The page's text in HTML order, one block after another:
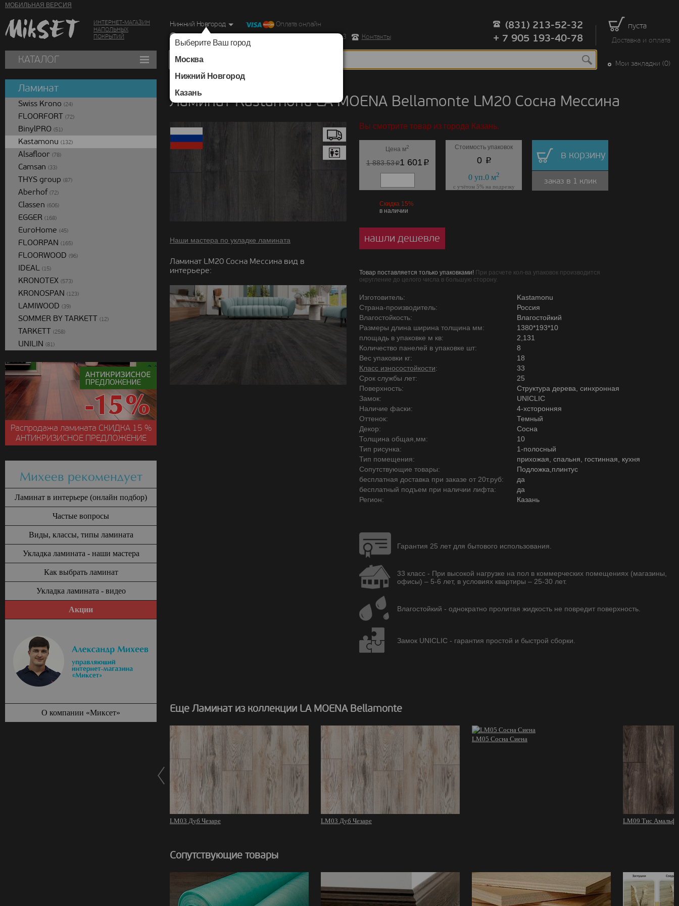
МОБИЛЬНАЯ ВЕРСИЯ
ИНТЕРНЕТ-МАГАЗИН
НАПОЛЬНЫХ
ПОКРЫТИЙ
пуста
Доставка и оплата
Нижний Новгород
Выберите Ваш город
Москва
Нижний Новгород
Казань
Оплата онлайн
г. Нижний Новгород, Ул. Республиканская д.43 корпус 3
Контакты
(831) 213-52-32
+ 7 905 193-40-78
КАТАЛОГ Мои закладки (0)
Ламинат Kastamonu LA MOENA Bellamonte LM20 Сосна Мессина
Наши мастера по укладке ламината
Ламинат LM20 Сосна Мессина вид в
интерьере:
Вы смотрите товар из города Казань.
Цена м2
1 883.53p1 601 p
Стоимость упаковок
0 p
0уп.0м2
с учётом 5% на подрезку
в корзину
заказ в 1 клик
Скидка 15%
в наличии
нашли дешевле
Товар поставляется только упаковками! При расчете кол-ва упаковок производится
округление до целого числа в большую сторону.
Изготовитель:
Kastamonu
Страна-производитель:
Россия
Влагостойкость:
Влагостойкий
Размеры длина ширина толщина мм:
1380*193*10
площадь в упаковке м кв:
2,131
Количество панелей в упаковке шт:
8
Вес упаковки кг:
18
Класс износостойкости:
33
Срок службы лет:
25
Поверхность:
Структура дерева, синхронная
Замок:
UNICLIC
Наличие фаски:
4-хсторонняя
Оттенок:
Темный
Декор:
Сосна
Толщина общая,мм:
10
Тип рисунка:
1-полосный
Тип помещения:
прихожая, спальня, гостинная, кухня
Сопутствующие товары:
Подложка,плинтус
бесплатная доставка при заказе от 20т.руб:
да
бесплатный подъем при наличии лифта:
да
Регион:
Казань
Гарантия 25 лет для бытового использования.
33 класс - При высокой нагрузке на пол в коммерческих помещениях (магазины,
офисы) – 5-6 лет, в условиях квартиры – 25-30 лет.
Влагостойкий - однократно пролитая жидкость не повредит поверхность.
Замок UNICLIC - гарантия простой и быстрой сборки.
Еще Ламинат из коллекции LA MOENA Bellamonte
LM03 Дуб Чезаре LM03 Дуб Чезаре
LM05 Сосна Сиена
LM09 Тис Амальфи
Сопутствующие товары
Ламинат
Swiss Krono (24)
FLOORFORT (72)
BinylPRO (51)
Kastamonu (132)
Alsafloor (78)
Camsan (33)
THYS group (87)
Aberhof (72)
Classen (606)
EGGER (168)
EuroHome (45)
FLOORPAN (165)
FLOORWOOD (96)
IDEAL (15)
KRONOTEX (573)
KRONOSPAN (123)
LAMIWOOD (39)
SOMMER BY TARKETT (12)
TARKETT (258)
UNILIN (81)
Распродажа ламината СКИДКА15 %
АНТИКРИЗИСНОЕ ПРЕДЛОЖЕНИЕ
Михеев рекомендует
Ламинат в интерьере (онлайн подбор)
Частые вопросы
Виды, классы, типы ламината
Укладка ламината - наши мастера
Как выбрать ламинат
Укладка ламината - видео
Акции
О компании «Миксет»